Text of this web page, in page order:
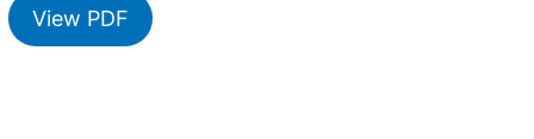
View PDF